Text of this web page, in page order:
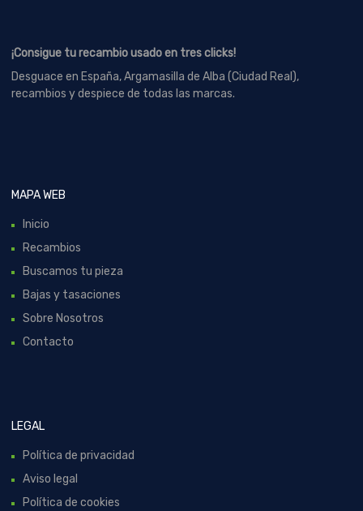
¡Consigue tu recambio usado en tres clicks!
Desguace en España, Argamasilla de Alba (Ciudad Real),
recambios y despiece de todas las marcas.
MAPA WEB
Inicio
Recambios
Buscamos tu pieza
Bajas y tasaciones
Sobre Nosotros
Contacto
LEGAL
Política de privacidad
Aviso legal
Política de cookies